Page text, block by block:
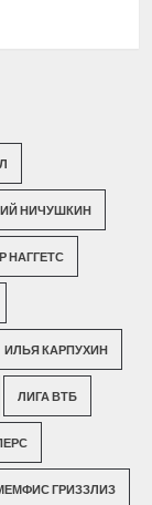
НИЧУШКИН
НАГГЕТС
ИЛЬЯ КАРПУХИН
ЛИГА ВТБ
ГРИЗЗЛИЗ